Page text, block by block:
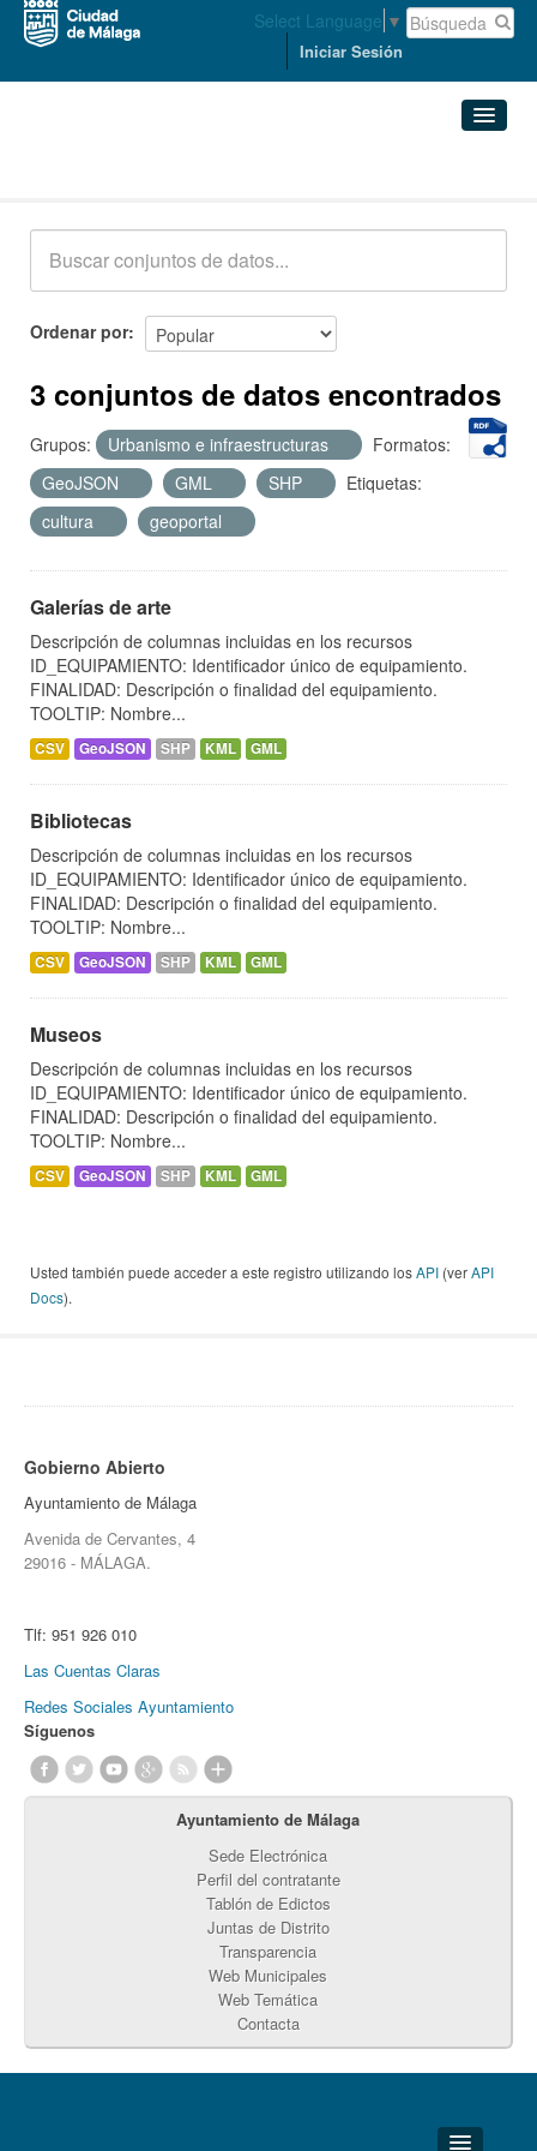
Select Language ▼
Iniciar Sesión
Acerca de
Ordenar por
3 conjuntos de datos encontrados
Grupos: Urbanismo e infraestructuras
Formatos:
GeoJSON
GML SHP
Etiquetas:
cultura
geoportal
Galerías de arte
Descripción de columnas incluidas en los recursos
ID_EQUIPAMIENTO: Identificador único de equipamiento.
FINALIDAD: Descripción o finalidad del equipamiento.
TOOLTIP: Nombre...
CSV GeoJSON SHP KML GML
Bibliotecas
Descripción de columnas incluidas en los recursos
ID_EQUIPAMIENTO: Identificador único de equipamiento.
FINALIDAD: Descripción o finalidad del equipamiento.
TOOLTIP: Nombre...
CSV GeoJSON SHP KML GML
Museos
Descripción de columnas incluidas en los recursos
ID_EQUIPAMIENTO: Identificador único de equipamiento.
FINALIDAD: Descripción o finalidad del equipamiento.
TOOLTIP: Nombre...
CSV GeoJSON SHP KML GML
Usted también puede acceder a este registro utilizando losAPI (verAPI
Docs).
Gobierno Abierto
Ayuntamiento de Málaga
Avenida de Cervantes, 4
29016 - MÁLAGA.
Tlf: 951 926 010
Las Cuentas Claras
Redes Sociales Ayuntamiento
Síguenos
Ayuntamiento de Málaga
Sede Electrónica
Perfil del contratante
Tablón de Edictos
Juntas de Distrito
Transparencia
Web Municipales
Web Temática
Contacta